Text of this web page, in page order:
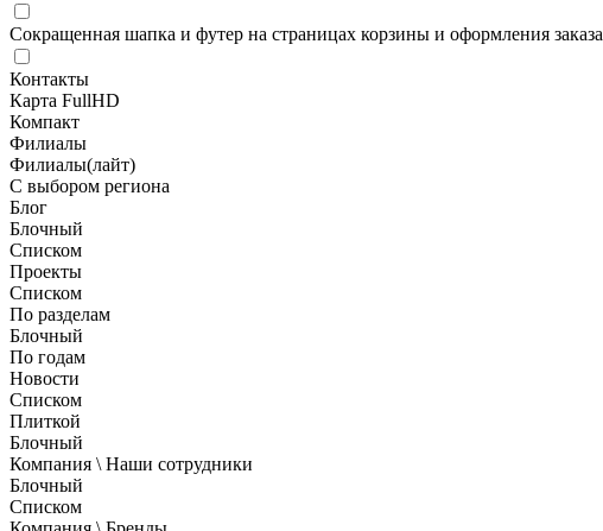
Сокращенная шапка и футер на страницах корзины и оформления заказа
Контакты
Карта FullHD
Компакт
Филиалы
Филиалы(лайт)
С выбором региона
Блог
Блочный
Списком
Проекты
Списком
По разделам
Блочный
По годам
Новости
Списком
Плиткой
Блочный
Компания \ Наши сотрудники
Блочный
Списком